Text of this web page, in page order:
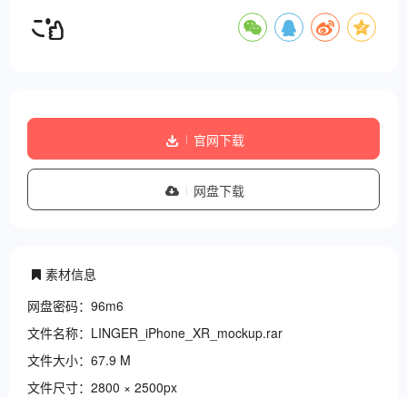
官网下载
网盘下载
素材信息
网盘密码：96m6
文件名称：LINGER_iPhone_XR_mockup.rar
文件大小：67.9 M
文件尺寸：2800 × 2500px